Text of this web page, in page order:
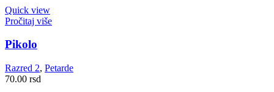
Quick view
Pročitaj više
Pikolo
Razred 2, Petarde
70.00 rsd